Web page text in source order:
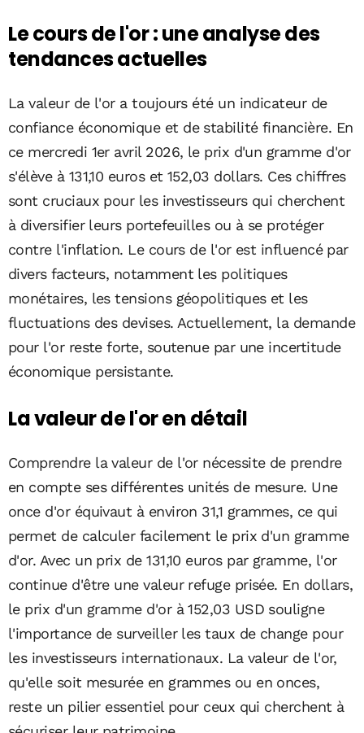
Le cours de l'or : une analyse des
tendances actuelles
La valeur de l'or a toujours été un indicateur de
confiance économique et de stabilité financière. En
ce mercredi 1er avril 2026, le prix d'un gramme d'or
s'élève à 131,10 euros et 152,03 dollars. Ces chiffres
sont cruciaux pour les investisseurs qui cherchent
à diversifier leurs portefeuilles ou à se protéger
contre l'inflation. Le cours de l'or est influencé par
divers facteurs, notamment les politiques
monétaires, les tensions géopolitiques et les
fluctuations des devises. Actuellement, la demande
pour l'or reste forte, soutenue par une incertitude
économique persistante.
La valeur de l'or en détail
Comprendre la valeur de l'or nécessite de prendre
en compte ses différentes unités de mesure. Une
once d'or équivaut à environ 31,1 grammes, ce qui
permet de calculer facilement le prix d'un gramme
d'or. Avec un prix de 131,10 euros par gramme, l'or
continue d'être une valeur refuge prisée. En dollars,
le prix d'un gramme d'or à 152,03 USD souligne
l'importance de surveiller les taux de change pour
les investisseurs internationaux. La valeur de l'or,
qu'elle soit mesurée en grammes ou en onces,
reste un pilier essentiel pour ceux qui cherchent à